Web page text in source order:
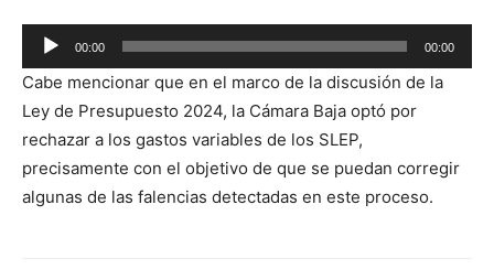
Reproductor
de
audio
00:00 00:00
Cabe mencionar que en el marco de la discusión de la
Ley de Presupuesto 2024, la Cámara Baja optó por
rechazar a los gastos variables de los SLEP,
precisamente con el objetivo de que se puedan corregir
algunas de las falencias detectadas en este proceso.